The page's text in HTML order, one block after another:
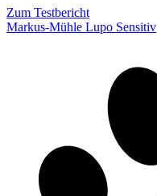
Zum Testbericht
Markus-Mühle Lupo Sensitiv